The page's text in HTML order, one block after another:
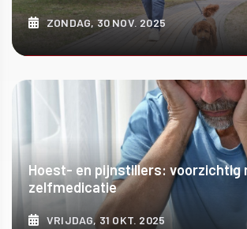
ZONDAG, 30 NOV. 2025
ONTDEK MEER
Hoest- en pijnstillers: voorzichtig
zelfmedicatie
VRIJDAG, 31 OKT. 2025